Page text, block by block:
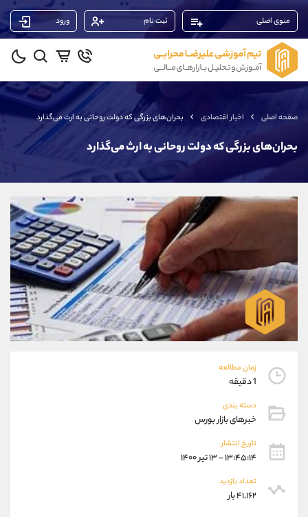
منوی اصلی ثبت نام ورود
صفحه اصلی اخبار اقتصادی بحران‌های بزرگی که دولت روحانی به ارث می‌گذارد
بحران‌های بزرگی که دولت روحانی به ارث می‌گذارد
زمان مطالعه
1 دقیقه
دسته بندی
خبرهای بازار بورس
تاریخ انتشار
۱۳:۴۵:۱۴ - ۱۳ تیر ۱۴۰۰
تعداد بازدید
۴۱,۱۶۲ بار
پشتیبان فروش (فائزه تهرانی)
09101364784
شروع گفتگو
تلگرام @Armteam_admin_104
104
پشتیبان فروش
موبایل 09304891085
شروع گفتگو
@Armteam_admin_103
103
پشتیبان فروش (ایمان پوراسماعیلی)
موبایل 09927779040
واتساپ شروع گفتگو
پشتیبان فروش
موبایل
واتساپ
تلگرام